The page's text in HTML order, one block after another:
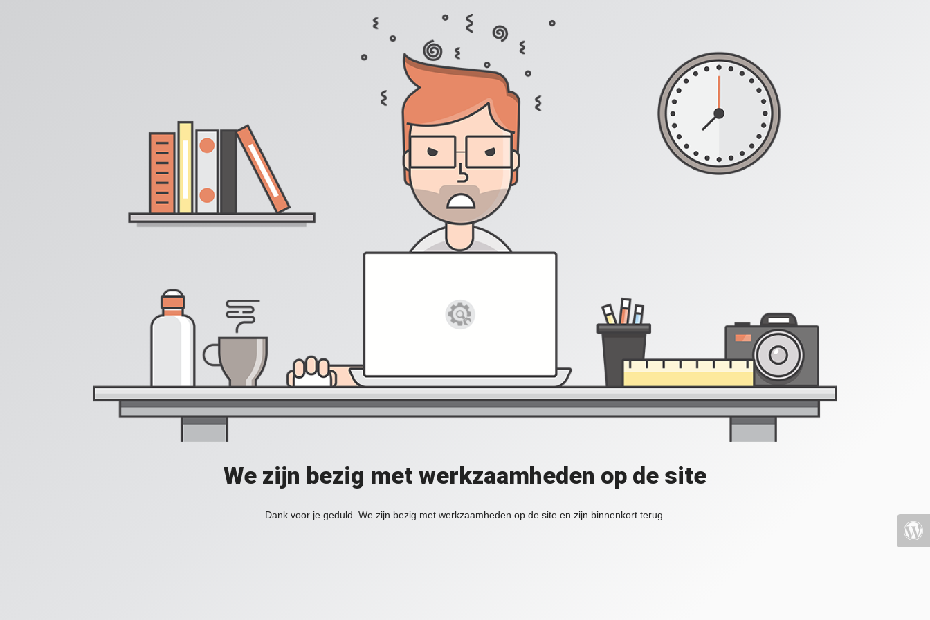
We zijn bezig met werkzaamheden op de site
Dank voor je geduld. We zijn bezig met werkzaamheden op de site en zijn binnenkort terug.